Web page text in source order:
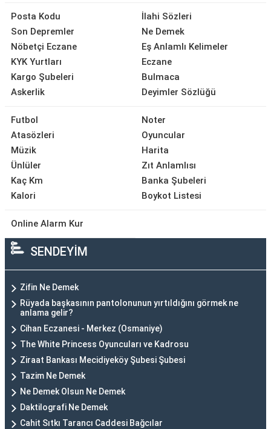
Posta Kodu
Son Depremler
Nöbetçi Eczane
KYK Yurtları
Kargo Şubeleri
Askerlik
İlahi Sözleri
Ne Demek
Eş Anlamlı Kelimeler
Eczane
Bulmaca
Deyimler Sözlüğü
Futbol
Atasözleri
Müzik
Ünlüler
Kaç Km
Kalori
Noter
Oyuncular
Harita
Zıt Anlamlısı
Banka Şubeleri
Boykot Listesi
Online Alarm Kur
SENDEYİM
Zifin Ne Demek
Rüyada başkasının pantolonunun yırtıldığını görmek ne
anlama gelir?
Cihan Eczanesi - Merkez (Osmaniye)
The White Princess Oyuncuları ve Kadrosu
Ziraat Bankası Mecidiyeköy Şubesi Şubesi
Tazim Ne Demek
Ne Demek Olsun Ne Demek
Daktilografi Ne Demek
Cahit Sıtkı Tarancı Caddesi Bağcılar